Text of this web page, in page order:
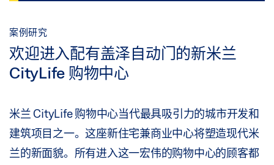
案例研究
欢迎进入配有盖泽自动门的新米兰
CityLife 购物中心
米兰 CityLife 购物中心当代最具吸引力的城市开发和
建筑项目之一。这座新住宅兼商业中心将塑造现代米
兰的新面貌。所有进入这一宏伟的购物中心的顾客都